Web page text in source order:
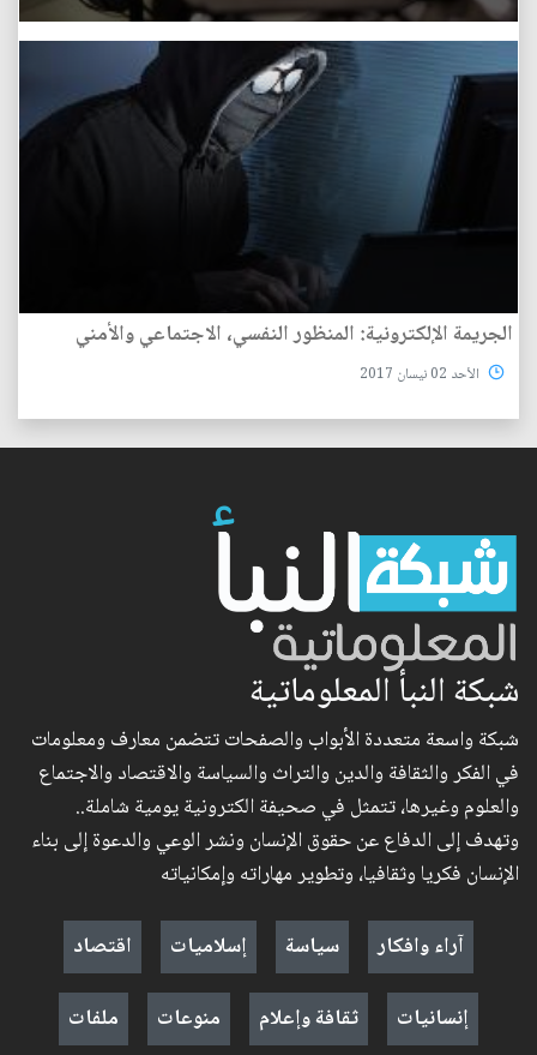
الجريمة الإلكترونية: المنظور النفسي، الاجتماعي والأمني
الأحد 02 نيسان 2017
شبكة النبأ المعلوماتية
شبكة واسعة متعددة الأبواب والصفحات تتضمن معارف ومعلومات
في الفكر والثقافة والدين والتراث والسياسة والاقتصاد والاجتماع
والعلوم وغيرها، تتمثل في صحيفة الكترونية يومية شاملة..
وتهدف إلى الدفاع عن حقوق الإنسان ونشر الوعي والدعوة إلى بناء
الإنسان فكريا وثقافيا، وتطوير مهاراته وإمكانياته
آراء وافكار
سياسة إسلاميات
اقتصاد
إنسانيات
ثقافة وإعلام منوعات ملفات